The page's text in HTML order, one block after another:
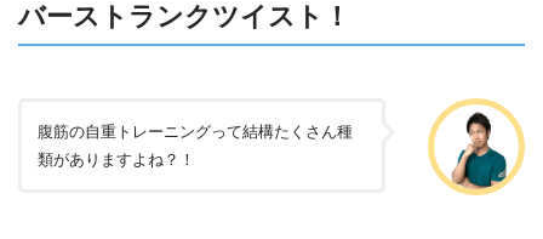
バーストランクツイスト！
腹筋の自重トレーニングって結構たくさん種
類がありますよね？！